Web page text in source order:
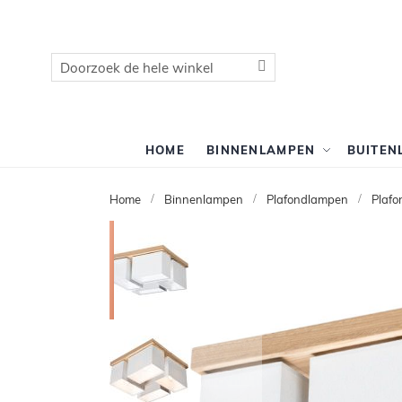
Zoek
HOME BINNENLAMPEN
Home Binnenlampen Plafondlampen
naar
einde
de
afbeeldingen-
gallerij